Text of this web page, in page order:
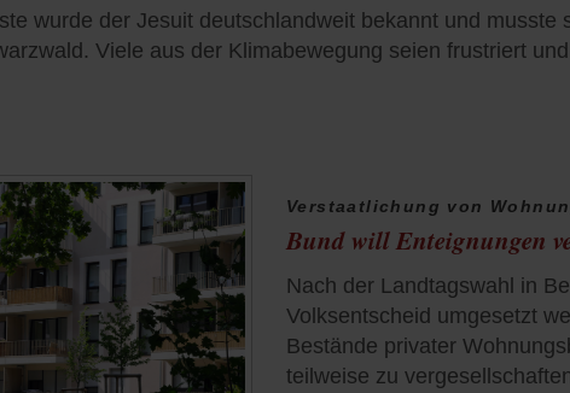
wurde der Jesuit deutschlandweit bekannt und musste
Viele aus der Klimabewegung seien frustriert
Verstaatlichung von
Bund will Enteignungen
Nach der Landtagswahl in
Volksentscheid umgesetzt
Bestände privater
teilweise zu